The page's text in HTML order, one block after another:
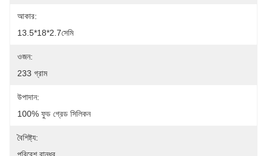
আকার:
13.5*18*2.7সেমি
ওজন:
233 গ্রাম
উপাদান:
100% ফুড গ্রেড সিলিকন
বৈশিষ্ট্য: